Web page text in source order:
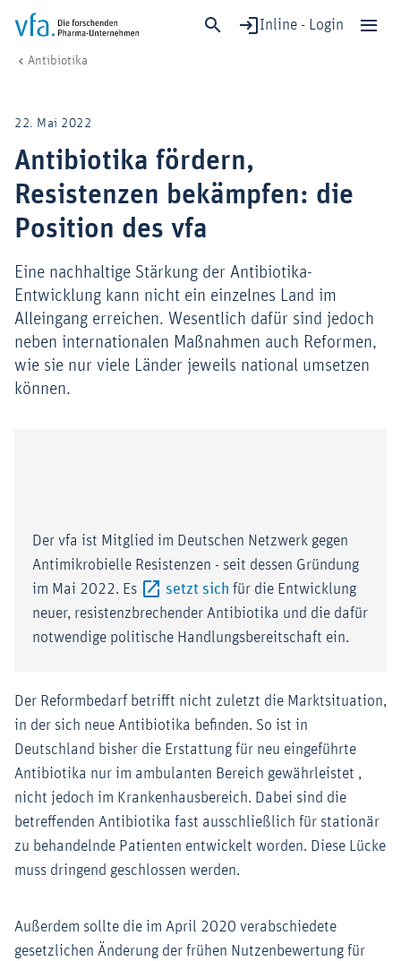
Inline - Login
Forschung & Entwicklung
Gesundheit & Versorgung
Wirtschaft & Standort
Digitalisierung & KI
Verband & Mitglieder
Mitglied werden!
Antibiotika
22. Mai 2022
Antibiotika fördern,
Resistenzen bekämpfen: die
Position des vfa
Eine nachhaltige Stärkung der Antibiotika-
Entwicklung kann nicht ein einzelnes Land im
Alleingang erreichen. Wesentlich dafür sind jedoch
neben internationalen Maßnahmen auch Reformen,
wie sie nur viele Länder jeweils national umsetzen
können.
Der vfa ist Mitglied im Deutschen Netzwerk gegen
Antimikrobielle Resistenzen - seit dessen Gründung
im Mai 2022. Es
setzt sich Externer-Link (Öffnet im
für die Entwicklung
neuer, resistenzbrechender Antibiotika und die dafür
notwendige politische Handlungsbereitschaft ein.
Der Reformbedarf betrifft nicht zuletzt die Marktsituation,
in der sich neue Antibiotika befinden. So ist in
Deutschland bisher die Erstattung für neu eingeführte
Antibiotika nur im ambulanten Bereich gewährleistet ,
nicht jedoch im Krankenhausbereich. Dabei sind die
betreffenden Antibiotika fast ausschließlich für stationär
zu behandelnde Patienten entwickelt worden. Diese Lücke
muss dringend geschlossen werden.
Außerdem sollte die im April 2020 verabschiedete
gesetzlichen Änderung der frühen Nutzenbewertung für